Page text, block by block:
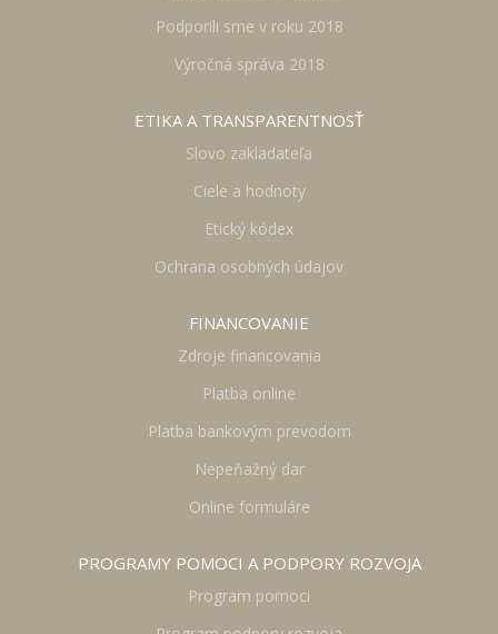
Podporili sme v roku 2018
Výročná správa 2018
ETIKA A TRANSPARENTNOSŤ
Slovo zakladateľa
Ciele a hodnoty
Etický kódex
Ochrana osobných údajov
FINANCOVANIE
Zdroje financovania
Platba online
Platba bankovým prevodom
Nepeňažný dar
Online formuláre
PROGRAMY POMOCI A PODPORY ROZVOJA
Program pomoci